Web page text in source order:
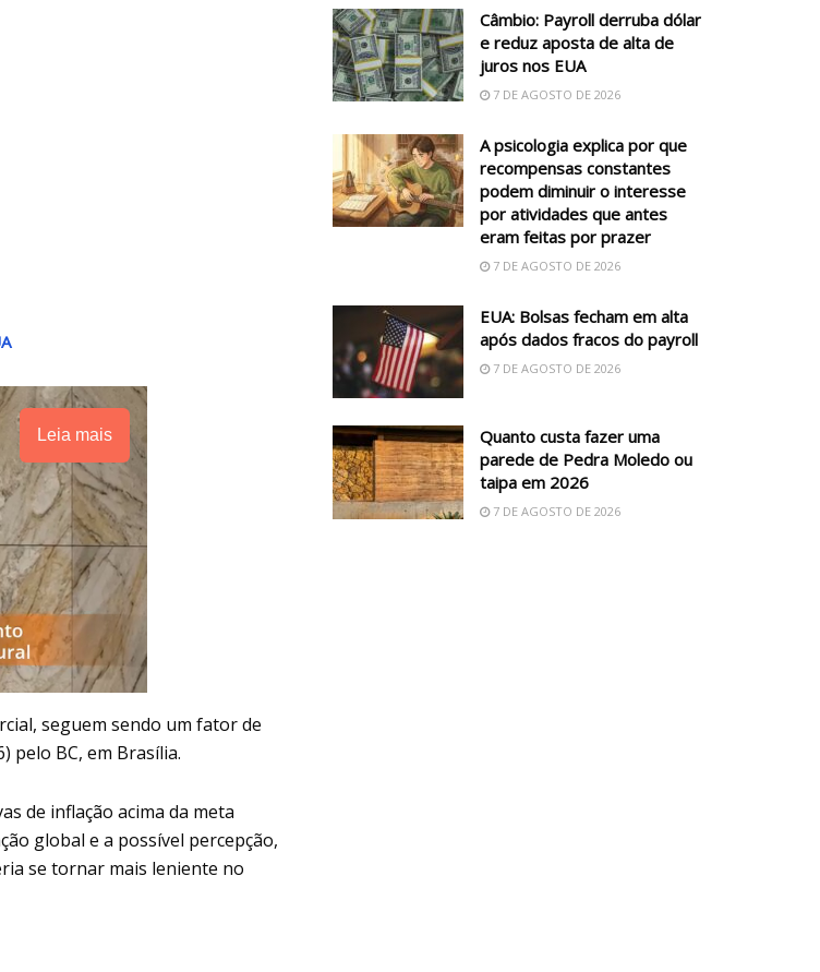
Leia mais
seguem sendo um fator de
pelo BC, em Brasília.
de inflação acima da meta
global e a possível percepção,
se tornar mais leniente no
Câmbio: Payroll derruba dólar
e reduz aposta de alta de
juros nos EUA
7 DE AGOSTO DE 2026
A psicologia explica por que
recompensas constantes
podem diminuir o interesse
por atividades que antes
eram feitas por prazer
7 DE AGOSTO DE 2026
EUA: Bolsas fecham em alta
após dados fracos do payroll
7 DE AGOSTO DE 2026
Quanto custa fazer uma
parede de Pedra Moledo ou
taipa em 2026
7 DE AGOSTO DE 2026